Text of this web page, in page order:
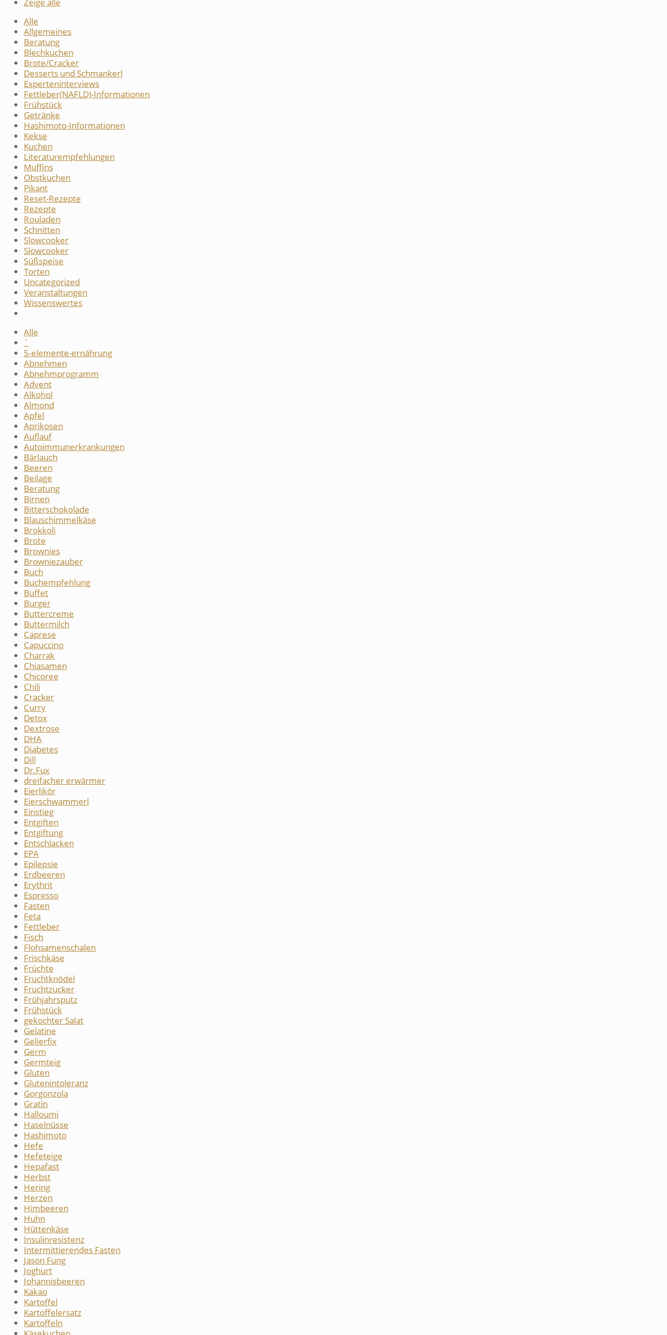
Alle
Allgemeines
Beratung
Blechkuchen
Brote/Cracker
Desserts und Schmankerl
Experteninterviews
Fettleber(NAFLD)-Informationen
Frühstück
Getränke
Hashimoto-Informationen
Kekse
Kuchen
Literaturempfehlungen
Muffins
Obstkuchen
Pikant
Reset-Rezepte
Rezepte
Rouladen
Schnitten
Slowcooker
Slowcooker
Süßspeise
Torten
Uncategorized
Veranstaltungen
Wissenswertes
Alle
´
5-elemente-ernährung
Abnehmen
Abnehmprogramm
Advent
Alkohol
Almond
Apfel
Aprikosen
Auflauf
Autoimmunerkrankungen
Bärlauch
Beeren
Beilage
Beratung
Birnen
Bitterschokolade
Blauschimmelkäse
Brokkoli
Brote
Brownies
Browniezauber
Buch
Buchempfehlung
Buffet
Burger
Buttercreme
Buttermilch
Caprese
Capuccino
Charrak
Chiasamen
Chicoree
Chili
Cracker
Curry
Detox
Dextrose
DHA
Diabetes
Dill
Dr.Fux
dreifacher erwärmer
Eierlikör
Eierschwammerl
Einstieg
Entgiften
Entgiftung
Entschlacken
EPA
Epilepsie
Erdbeeren
Erythrit
Espresso
Fasten
Feta
Fettleber
Fisch
Flohsamenschalen
Frischkäse
Früchte
Fruchtknödel
Fruchtzucker
Frühjahrsputz
Frühstück
gekochter Salat
Gelatine
Gelierfix
Germ
Germteig
Gluten
Glutenintoleranz
Gorgonzola
Gratin
Halloumi
Haselnüsse
Hashimoto
Hefe
Hefeteige
Hepafast
Herbst
Hering
Herzen
Himbeeren
Huhn
Hüttenkäse
Insulinresistenz
Intermittierendes Fasten
Jason Fung
Joghurt
Johannisbeeren
Kakao
Kartoffel
Kartoffelersatz
Kartoffeln